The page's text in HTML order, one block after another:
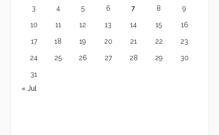
3 4 5 6 7 8 9
10 11 12 13 14 15 16
17 18 19 20 21 22 23
24 25 26 27 28 29 30
31
« Jul